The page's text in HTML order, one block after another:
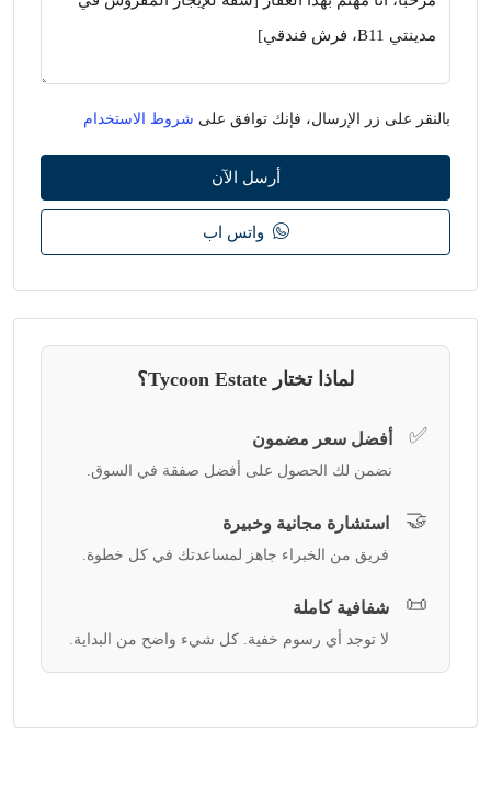
بالنقر على زر الإرسال، فإنك توافق على شروط الاستخدام
أرسل الآن
واتس اب
لماذا تختار Tycoon Estate؟
✅ أفضل سعر مضمون
نضمن لك الحصول على أفضل صفقة في السوق.
🤝 استشارة مجانية وخبيرة
فريق من الخبراء جاهز لمساعدتك في كل خطوة.
📜 شفافية كاملة
لا توجد أي رسوم خفية. كل شيء واضح من البداية.